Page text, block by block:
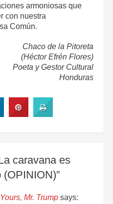
armoniosas que
con nuestra
Común.
Chaco de la Pitoreta
(Héctor Efrén Flores)
Poeta y Gestor Cultural
Honduras
caravana es
Mr. Trump says: